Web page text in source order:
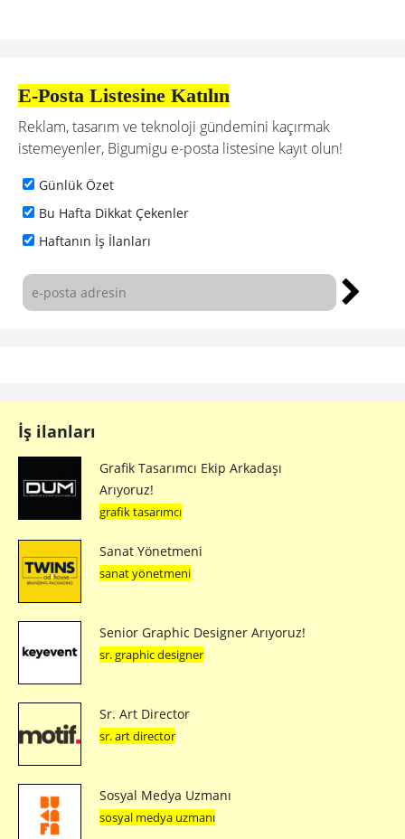
E-Posta Listesine Katılın
Reklam, tasarım ve teknoloji gündemini kaçırmak
istemeyenler, Bigumigu e-posta listesine kayıt olun!
Günlük Özet
Bu Hafta Dikkat Çekenler
Haftanın İş İlanları
İş ilanları
Grafik Tasarımcı Ekip Arkadaşı
Arıyoruz!
grafik tasarımcı
Sanat Yönetmeni
sanat yönetmeni
Senior Graphic Designer Arıyoruz!
sr. graphic designer
Sr. Art Director
sr. art director
Sosyal Medya Uzmanı
sosyal medya uzmanı